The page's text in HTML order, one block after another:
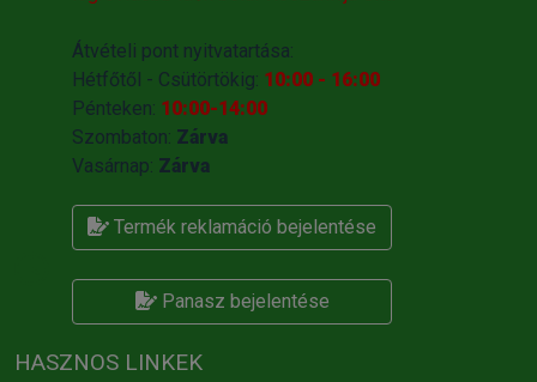
Átvételi pont nyitvatartása:
Hétfőtől - Csütörtökig: 10:00 - 16:00
Pénteken: 10:00-14:00
Szombaton: Zárva
Vasárnap: Zárva
Termék reklamáció bejelentése
Panasz bejelentése
HASZNOS LINKEK